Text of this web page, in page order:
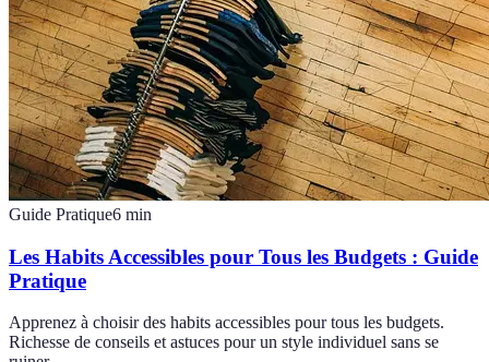
Guide Pratique6 min
Les Habits Accessibles pour Tous les Budgets : Guide
Pratique
Apprenez à choisir des habits accessibles pour tous les budgets.
Richesse de conseils et astuces pour un style individuel sans se